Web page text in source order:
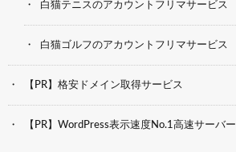
白猫テニスのアカウントフリマサービス
白猫ゴルフのアカウントフリマサービス
【PR】格安ドメイン取得サービス
【PR】WordPress表示速度No.1高速サーバー